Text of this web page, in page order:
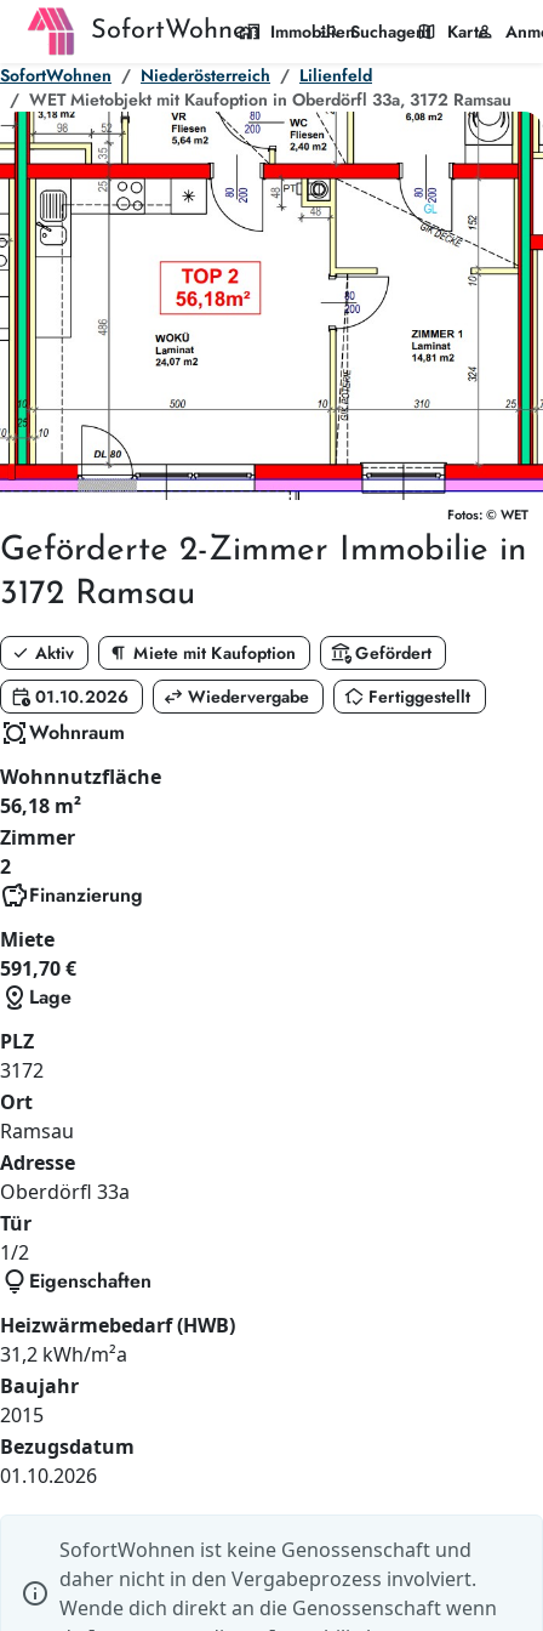
SofortWohnen
home_work Immobilien
manage_search Suchagent
map Karte
person
SofortWohnen
Niederösterreich
Lilienfeld
WET Mietobjekt mit Kaufoption in Oberdörfl 33a, 3172 Ramsau
Fotos: © WET
Geförderte 2-Zimmer Immobilie in
3172 Ramsau
check Aktiv format_paragraph Miete mit Kaufoption assured_workloadGefördert
calendar_clock 01.10.2026 swap_horiz Wiedervergabe in_home_mode Fertiggestellt
all_outWohnraum
Wohnnutzfläche
56,18 m²
Zimmer
2
savingsFinanzierung
Miete
591,70 €
distance Lage
PLZ
3172
Ort
Ramsau
Adresse
Oberdörfl 33a
Tür
1/2
lightbulb Eigenschaften
Heizwärmebedarf (HWB)
31,2 kWh/m²a
Baujahr
2015
Bezugsdatum
01.10.2026
info
SofortWohnen ist keine Genossenschaft und
daher nicht in den Vergabeprozess involviert.
Wende dich direkt an die Genossenschaft wenn